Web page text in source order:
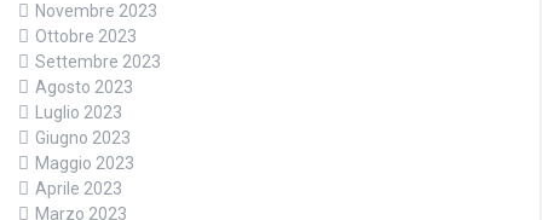
Novembre 2023
Ottobre 2023
Settembre 2023
Agosto 2023
Luglio 2023
Giugno 2023
Maggio 2023
Aprile 2023
Marzo 2023